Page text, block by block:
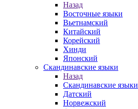
Назад
Восточные языки
Вьетнамский
Китайский
Корейский
Хинди
Японский
Скандинавские языки
Назад
Скандинавские языки
Датский
Норвежский